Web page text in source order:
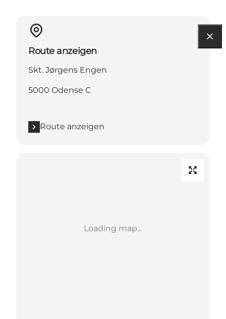
Route anzeigen
Skt. Jørgens Engen
5000 Odense C
Route anzeigen
Loading map...